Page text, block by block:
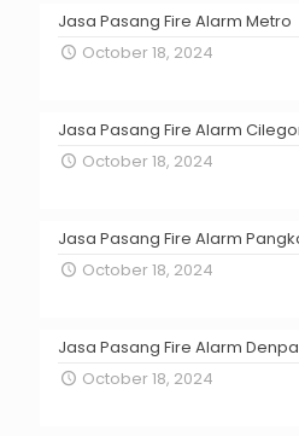
Jasa Pasang Fire Alarm Metro
October 18, 2024
Jasa Pasang Fire Alarm
October 18, 2024
Jasa Pasang Fire Alarm
October 18, 2024
Jasa Pasang Fire Alarm
October 18, 2024